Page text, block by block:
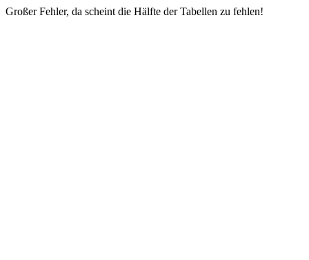
Großer Fehler, da scheint die Hälfte der Tabellen zu fehlen!